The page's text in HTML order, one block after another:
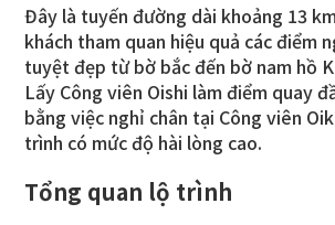
Đây là tuyến đường dài khoảng 13
khách tham quan hiệu quả các điểm
tuyệt đẹp từ bờ bắc đến bờ nam hồ
Lấy Công viên Oishi làm điểm quay
bằng việc nghỉ chân tại Công viên
trình có mức độ hài lòng cao.
Tổng quan lộ trình